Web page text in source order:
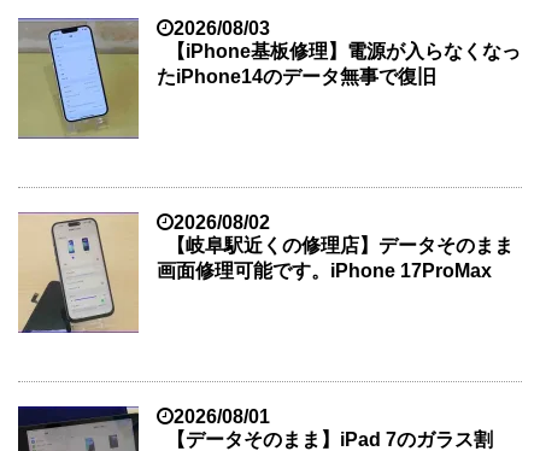
2026/08/03
【iPhone基板修理】電源が入らなくなっ
たiPhone14のデータ無事で復旧
2026/08/02
【岐阜駅近くの修理店】データそのまま
画面修理可能です。iPhone 17ProMax
2026/08/01
【データそのまま】iPad 7のガラス割